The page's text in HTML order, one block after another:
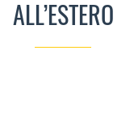
ALL’ESTERO